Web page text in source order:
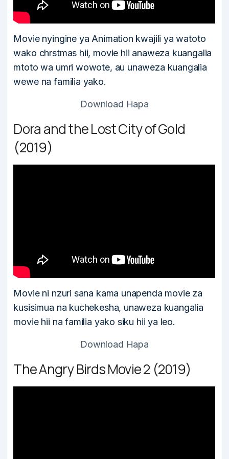
Movie nyingine ya Animation kwajili ya watoto
wako chrstmas hii, movie hii anaweza kuangalia
mtoto wa umri wowote, au unaweza kuangalia
wewe na familia yako.
Download Hapa
Dora and the Lost City of Gold
(2019)
Movie ni nzuri sana kama unapenda movie za
kusisimua na kuchekesha, unaweza kuangalia
movie hii na familia yako siku hii ya leo.
Download Hapa
The Angry Birds Movie 2 (2019)